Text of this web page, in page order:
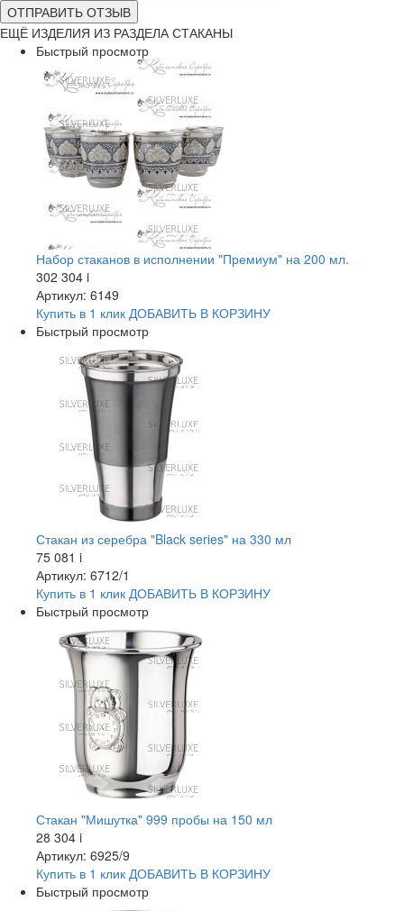
ОТПРАВИТЬ ОТЗЫВ
ЕЩЁ ИЗДЕЛИЯ ИЗ РАЗДЕЛА СТАКАНЫ
Быстрый просмотр
Набор стаканов в исполнении "Премиум" на 200 мл.
302 304 i
Артикул: 6149
Купить в 1 клик ДОБАВИТЬ В КОРЗИНУ
Быстрый просмотр
Стакан из серебра "Black series" на 330 мл
75 081 i
Артикул: 6712/1
Купить в 1 клик ДОБАВИТЬ В КОРЗИНУ
Быстрый просмотр
Стакан "Мишутка" 999 пробы на 150 мл
28 304 i
Артикул: 6925/9
Купить в 1 клик ДОБАВИТЬ В КОРЗИНУ
Быстрый просмотр